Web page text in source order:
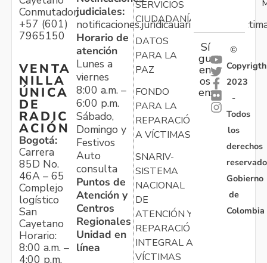
Conmutador:
+57 (601)
7965150
VENTA
NILLA
ÚNICA
DE
RADIC
ACIÓN
Bogotá:
Carrera
85D No.
46A – 65
Complejo
logístico
San
Cayetano
Horario:
8:00 a.m. –
4:00 p.m.
judiciales:
Horario de
atención
Lunes a
viernes
8:00 a.m. –
6:00 p.m.
Sábado,
Domingo y
Festivos
Auto
consulta
Puntos de
Atención y
Centros
Regionales
Unidad en
línea
SERVICIOS
CIUDADANÍA
DATOS
PARA LA
PAZ
FONDO
PARA LA
REPARACIÓN
A VÍCTIMAS
SNARIV-
SISTEMA
NACIONAL
DE
ATENCIÓN Y
REPARACIÓN
INTEGRAL A
VÍCTIMAS
Sí
gu
en
os
en:
©
Copyrigth
2023
-
Todos
los
derechos
Gobierno
de
Colombia